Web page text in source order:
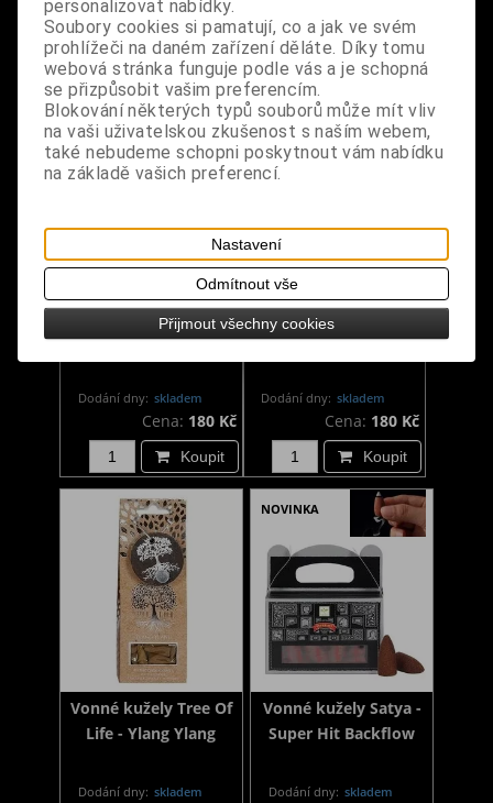
Dodání dny:skladem
Cena:180 Kč
Koupit
Cena:180 Kč
Koupit
Vonné kužely Tree Of
Life - Asian Spice
Dodání dny: skladem
Cena: 180 Kč
Koupit
Vonné kužely Tree Of
Life - Patchouli
Dodání dny: skladem
Cena: 180 Kč
Koupit
Vonné kužely Tree Of
Life - Ylang Ylang
Dodání dny: skladem
NOVINKA
Vonné kužely Satya -
Super Hit Backflow
Dodání dny: skladem
personalizovat nabídky.
Soubory cookies si pamatují, co a jak ve svém
prohlížeči na daném zařízení děláte. Díky tomu
webová stránka funguje podle vás a je schopná
se přizpůsobit vašim preferencím.
Blokování některých typů souborů může mít vliv
na vaši uživatelskou zkušenost s naším webem,
také nebudeme schopni poskytnout vám nabídku
na základě vašich preferencí.
Nastavení
Odmítnout vše
Přijmout všechny cookies